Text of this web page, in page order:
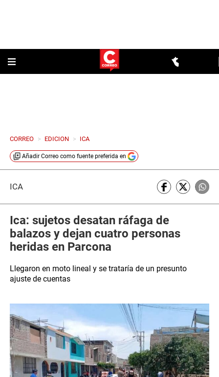
CORREO > EDICION > ICA
Añadir Correo como fuente preferida en
ICA
Ica: sujetos desatan ráfaga de
balazos y dejan cuatro personas
heridas en Parcona
Llegaron en moto lineal y se trataría de un presunto
ajuste de cuentas